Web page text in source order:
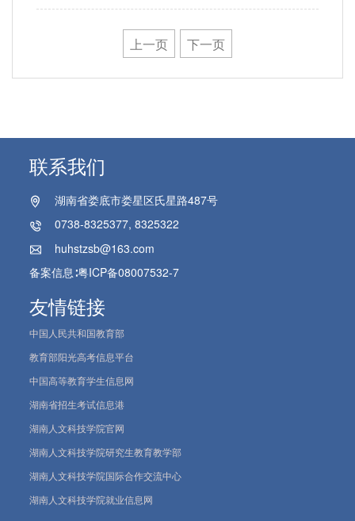
上一页 下一页
联系我们
湖南省娄底市娄星区氏星路487号
0738-8325377, 8325322
huhstzsb@163.com
备案信息∶粤ICP备08007532-7
友情链接
中国人民共和国教育部
教育部阳光高考信息平台
中国高等教育学生信息网
湖南省招生考试信息港
湖南人文科技学院官网
湖南人文科技学院研究生教育教学部
湖南人文科技学院国际合作交流中心
湖南人文科技学院就业信息网